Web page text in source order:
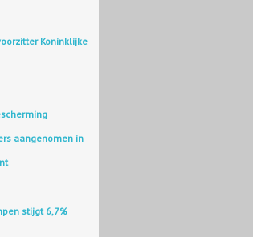
Koninklijke
aangenomen in
stijgt 6,7%